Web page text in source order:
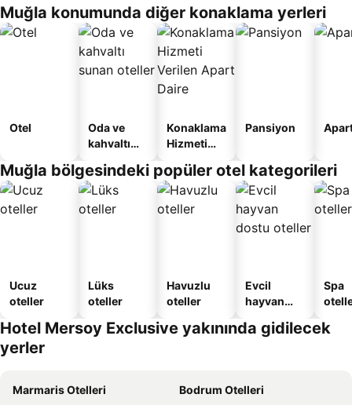
Muğla konumunda diğer konaklama yerleri
Otel
Oda ve
kahvaltı
oteller
Konaklama
Hizmeti
Apart
Daire
Pansiyon
Muğla bölgesindeki popüler otel kategorileri
Ucuz
oteller
Lüks
oteller
Havuzlu
oteller
Evcil
hayvan
oteller
Spa
Hotel Mersoy Exclusive yakınında gidilecek
yerler
Marmaris Otelleri
Bodrum Otelleri